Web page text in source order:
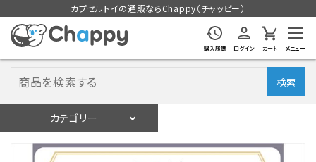
カプセルトイの通販ならChappy（チャッピー）
購入履歴 ログイン カート メニュー
検索
カテゴリー
ログイン 会員登録